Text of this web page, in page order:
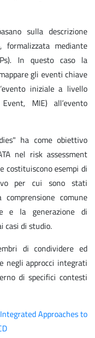
sulla descrizione
formalizzata mediante
In questo caso la
gli eventi chiave
iniziale a livello
MIE) all’evento
ha come obiettivo
nel risk assessment
costituiscono esempi di
per cui sono stati
comune
e la generazione di
casi di studio.
di condividere ed
negli approcci integrati
di specifici contesti
Approaches to